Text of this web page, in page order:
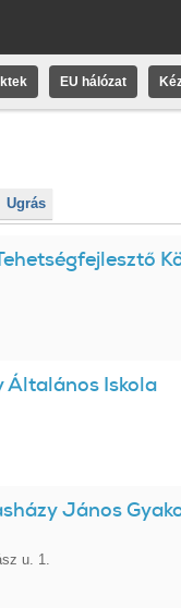
EU hálózat
Ugrás
Általános Iskola
János
u. 1.